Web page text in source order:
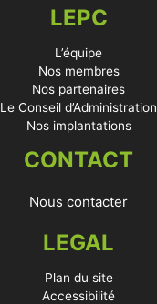
LEPC
L’équipe
Nos membres
Nos partenaires
Le Conseil d’Administration
Nos implantations
CONTACT
Nous contacter
LEGAL
Plan du site
Accessibilité